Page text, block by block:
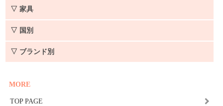
▽ 家具
▽ 国別
▽ ブランド別
MORE
TOP PAGE